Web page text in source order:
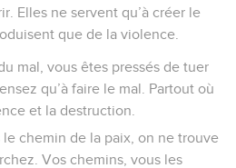
Elles ne servent qu’à créer le
que de la violence.
mal, vous êtes pressés de tuer
qu’à faire le mal. Partout où
et la destruction.
le chemin de la paix, on ne trouve
Vos chemins, vous les